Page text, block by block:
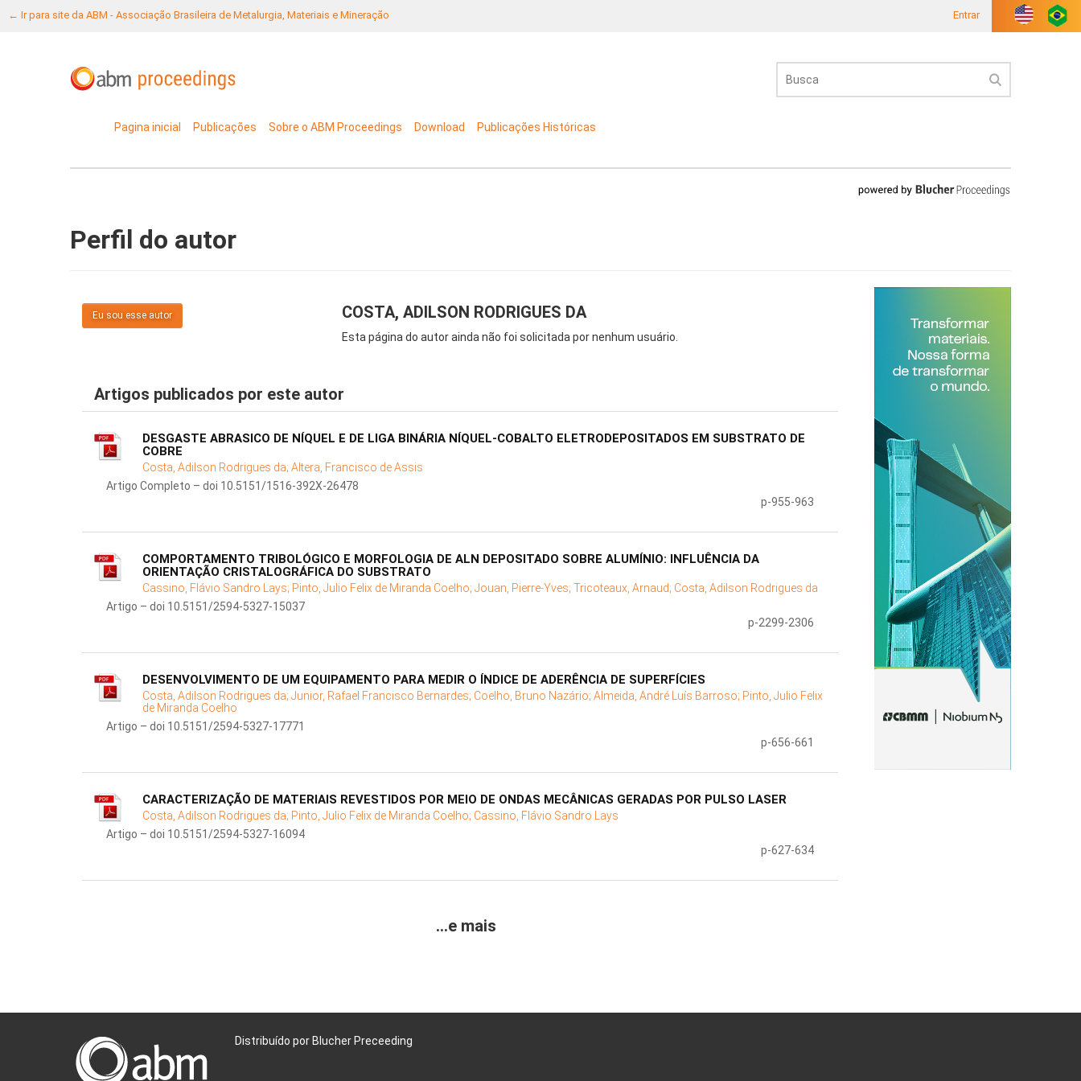
← Ir para site da ABM - Associação Brasileira de Metalurgia, Materiais e Mineração Entrar
Pagina inicial Publicações Sobre o ABM Proceedings Download Publicações Históricas
Perfil do autor
Eu sou esse autor COSTA, ADILSON RODRIGUES DA
Esta página do autor ainda não foi solicitada por nenhum usuário.
Artigos publicados por este autor
DESGASTE ABRASICO DE NÍQUEL E DE LIGA BINÁRIA NÍQUEL-COBALTO ELETRODEPOSITADOS EM SUBSTRATO DE
COBRE
Costa, Adilson Rodrigues da; Altera, Francisco de Assis
Artigo Completo – doi 10.5151/1516-392X-26478
p-955-963
COMPORTAMENTO TRIBOLÓGICO E MORFOLOGIA DE ALN DEPOSITADO SOBRE ALUMÍNIO: INFLUÊNCIA DA
ORIENTAÇÃO CRISTALOGRÁFICA DO SUBSTRATO
Cassino, Flávio Sandro Lays; Pinto, Julio Felix de Miranda Coelho; Jouan, Pierre-Yves; Tricoteaux, Arnaud; Costa, Adilson Rodrigues da
Artigo – doi 10.5151/2594-5327-15037
p-2299-2306
DESENVOLVIMENTO DE UM EQUIPAMENTO PARA MEDIR O ÍNDICE DE ADERÊNCIA DE SUPERFÍCIES
Costa, Adilson Rodrigues da; Junior, Rafael Francisco Bernardes; Coelho, Bruno Nazário; Almeida, André Luís Barroso; Pinto, Julio Felix
de Miranda Coelho
Artigo – doi 10.5151/2594-5327-17771
p-656-661
CARACTERIZAÇÃO DE MATERIAIS REVESTIDOS POR MEIO DE ONDAS MECÂNICAS GERADAS POR PULSO LASER
Costa, Adilson Rodrigues da; Pinto, Julio Felix de Miranda Coelho; Cassino, Flávio Sandro Lays
Artigo – doi 10.5151/2594-5327-16094
p-627-634
...e mais
Distribuído por Blucher Preceeding